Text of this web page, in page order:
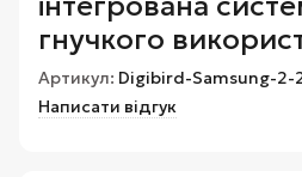
гнучкого
Артикул: Digibird-Samsung-
Написати відгук